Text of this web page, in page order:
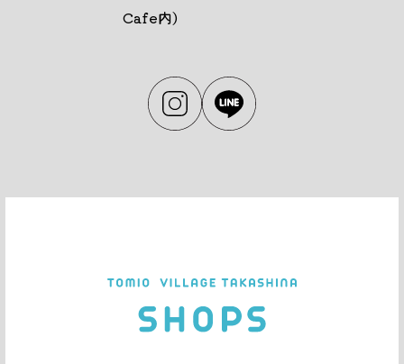
Cafe内)